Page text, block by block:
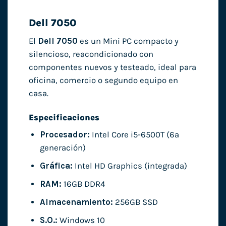
Dell 7050
El Dell 7050 es un Mini PC compacto y
silencioso, reacondicionado con
componentes nuevos y testeado, ideal para
oficina, comercio o segundo equipo en
casa.
Especificaciones
Procesador: Intel Core i5-6500T (6ª
generación)
Gráfica: Intel HD Graphics (integrada)
RAM: 16GB DDR4
Almacenamiento: 256GB SSD
S.O.: Windows 10